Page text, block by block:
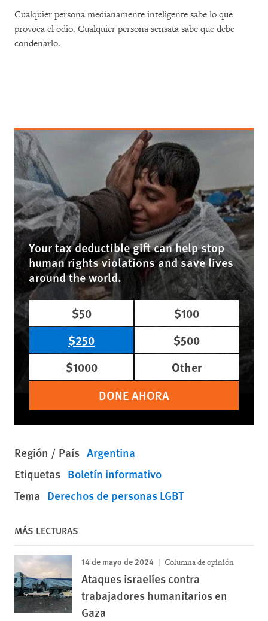
Cualquier persona medianamente inteligente sabe lo que
provoca el odio. Cualquier persona sensata sabe que debe
condenarlo.
Your tax deductible gift can help stop
human rights violations and save lives
around the world.
$50
$100
$250
$500
$1000
Other
DONE AHORA
Región / País Argentina
Etiquetas Boletín informativo
Tema Derechos de personas LGBT
MÁS LECTURAS
14 de mayo de 2024 Columna de opinión
Ataques israelíes contra
trabajadores humanitarios en
Gaza